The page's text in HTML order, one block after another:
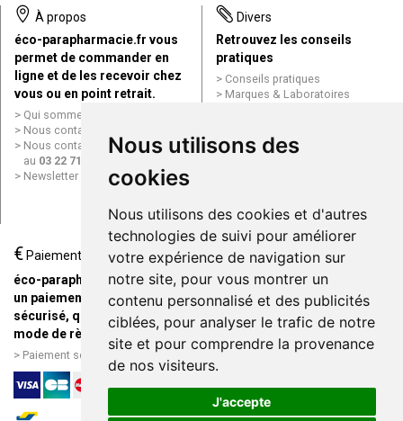
Nous utilisons des
cookies
Nous utilisons des cookies et d'autres
technologies de suivi pour améliorer
votre expérience de navigation sur
notre site, pour vous montrer un
contenu personnalisé et des publicités
ciblées, pour analyser le trafic de notre
site et pour comprendre la provenance
de nos visiteurs.
J'accepte
À propos
éco-parapharmacie.fr vous
permet de commander en
ligne et de les recevoir chez
vous ou en point retrait.
Qui sommes nous ?
Nous contacter par e-mail
Nous contacter par téléphone
au 03 22 71 64 10
Newsletter
Divers
Retrouvez les conseils
pratiques
Conseils pratiques
Marques & Laboratoires
Mentions légales
Données personnelles
ligne
€ Paiement
éco-parapharmacie.fr offre
un paiement entièrement
sécurisé, quel que soit le
mode de règlement
Paiement sécurisé et simple
Livraison / Point retrait
Commandez en ligne et
recevez votre commande
rapidement chez vous ou en
point retrait
Livraison chez vous ou en